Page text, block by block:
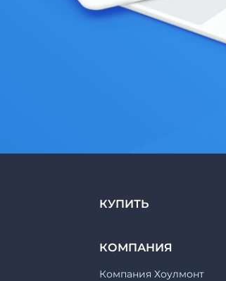
КУПИТЬ
КОМПАНИЯ
Компания Хоулмонт